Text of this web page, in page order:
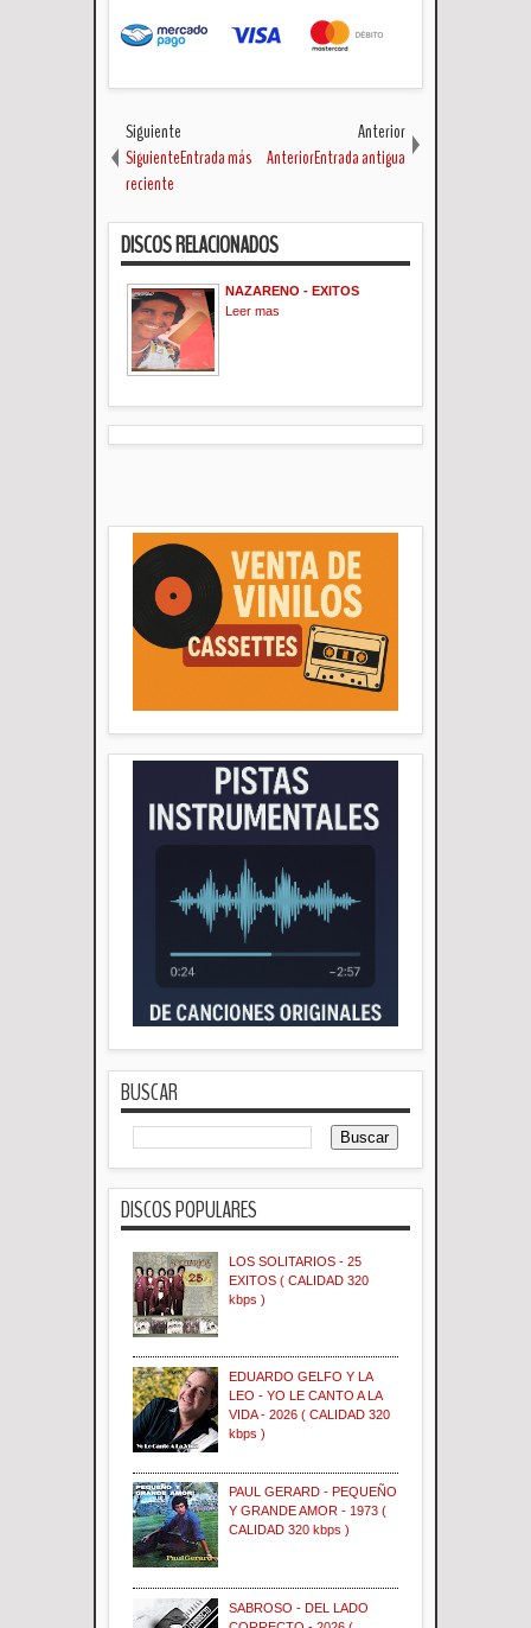
Siguiente
SiguienteEntrada más
reciente
Anterior
AnteriorEntrada antigua
DISCOS RELACIONADOS
NAZARENO - EXITOS
Leer mas
BUSCAR
DISCOS POPULARES
LOS SOLITARIOS - 25
EXITOS ( CALIDAD 320
kbps )
EDUARDO GELFO Y LA
LEO - YO LE CANTO A LA
VIDA - 2026 ( CALIDAD 320
kbps )
PAUL GERARD - PEQUEÑO
Y GRANDE AMOR - 1973 (
CALIDAD 320 kbps )
SABROSO - DEL LADO